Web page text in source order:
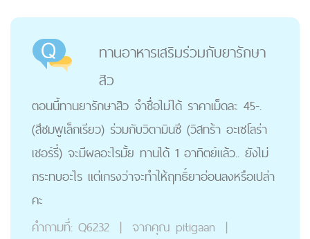
ทานอาหารเสริมร่วมกับยารักษา
สิว
ตอนนี้ทานยารักษาสิว จำชื่อไม่ได้ ราคาเม็ดละ 45-.
(สีชมพูเล็กเรียว) ร่วมกับวิตามินซี (วิสทร้า อะเซโลร่า
เชอร์รี่) จะมีผลอะไรมั้ย ทานได้ 1 อาทิตย์แล้ว.. ยังไม่
กระทบอะไร แต่เกรงว่าจะทำให้ฤทธิ์ยาอ่อนลงหรือเปล่า
คะ
คำถามที่: Q6232 | จากคุณ pitigaan |